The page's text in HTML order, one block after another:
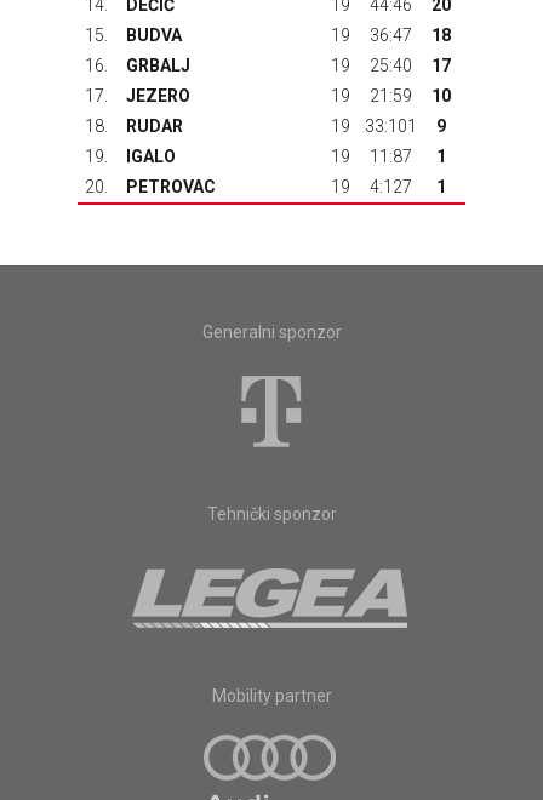
14.
DEČIĆ 19 44:46
20
15.
BUDVA 19 36:47
18
16.
GRBALJ 19 25:40
17
17.
JEZERO 19 21:59
10
18.
RUDAR 19 33:101
9
19.
IGALO 19 11:87
1
20.
PETROVAC 19 4:127 1
Generalni sponzor
Tehnički sponzor
Mobility partner